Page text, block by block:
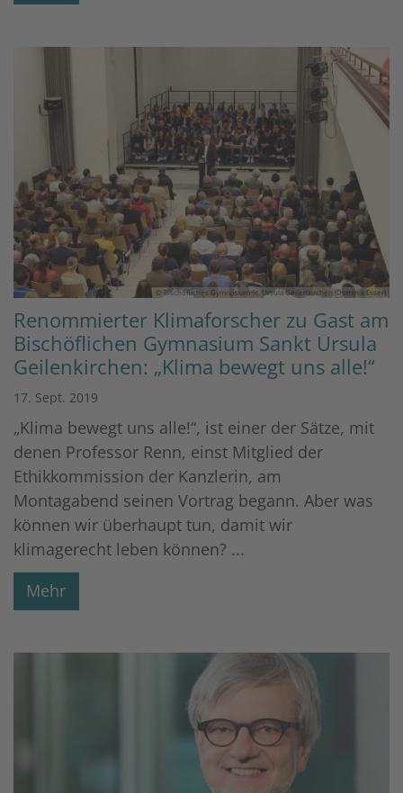
© Bischöfliches Gymnasium St. Ursula Geilenkirchen (Dominik Esser)
Renommierter Klimaforscher zu Gast am
Bischöflichen Gymnasium Sankt Ursula
Geilenkirchen: „Klima bewegt uns alle!“
17. Sept. 2019
„Klima bewegt uns alle!“, ist einer der Sätze, mit
denen Professor Renn, einst Mitglied der
Ethikkommission der Kanzlerin, am
Montagabend seinen Vortrag begann. Aber was
können wir überhaupt tun, damit wir
klimagerecht leben können? ...
Mehr